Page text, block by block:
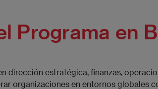
Programa en
dirección estratégica, finanzas,
organizaciones en entornos globales